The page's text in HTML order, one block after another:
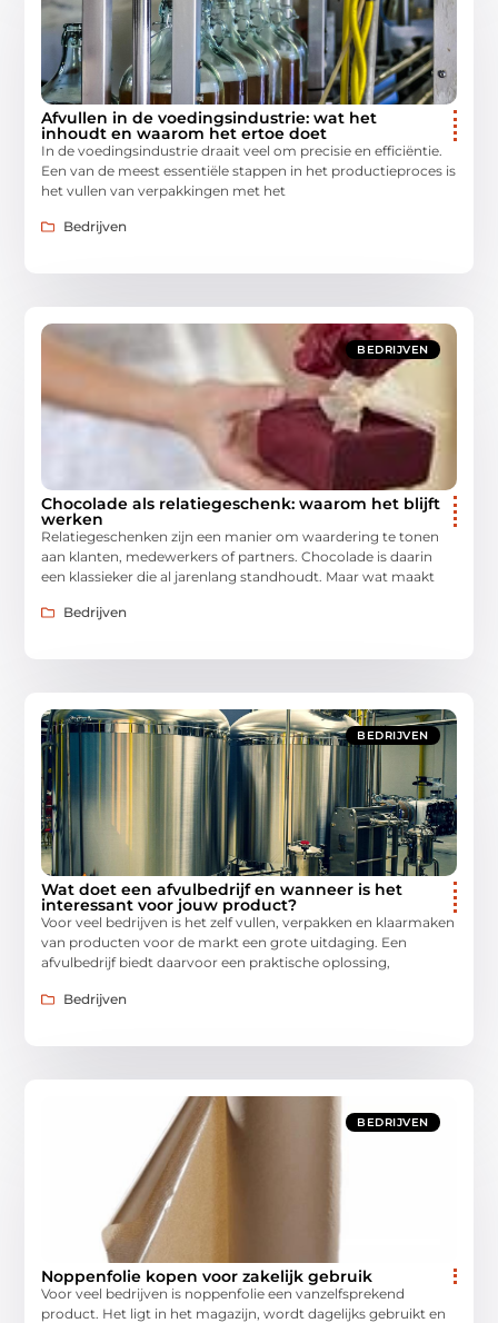
Afvullen in de voedingsindustrie: wat het
inhoudt en waarom het ertoe doet
In de voedingsindustrie draait veel om precisie en efficiëntie.
Een van de meest essentiële stappen in het productieproces is
het vullen van verpakkingen met het
Bedrijven
BEDRIJVEN
Chocolade als relatiegeschenk: waarom het blijft
werken
Relatiegeschenken zijn een manier om waardering te tonen
aan klanten, medewerkers of partners. Chocolade is daarin
een klassieker die al jarenlang standhoudt. Maar wat maakt
Bedrijven
BEDRIJVEN
Wat doet een afvulbedrijf en wanneer is het
interessant voor jouw product?
Voor veel bedrijven is het zelf vullen, verpakken en klaarmaken
van producten voor de markt een grote uitdaging. Een
afvulbedrijf biedt daarvoor een praktische oplossing,
Bedrijven
BEDRIJVEN
Noppenfolie kopen voor zakelijk gebruik
Voor veel bedrijven is noppenfolie een vanzelfsprekend
product. Het ligt in het magazijn, wordt dagelijks gebruikt en